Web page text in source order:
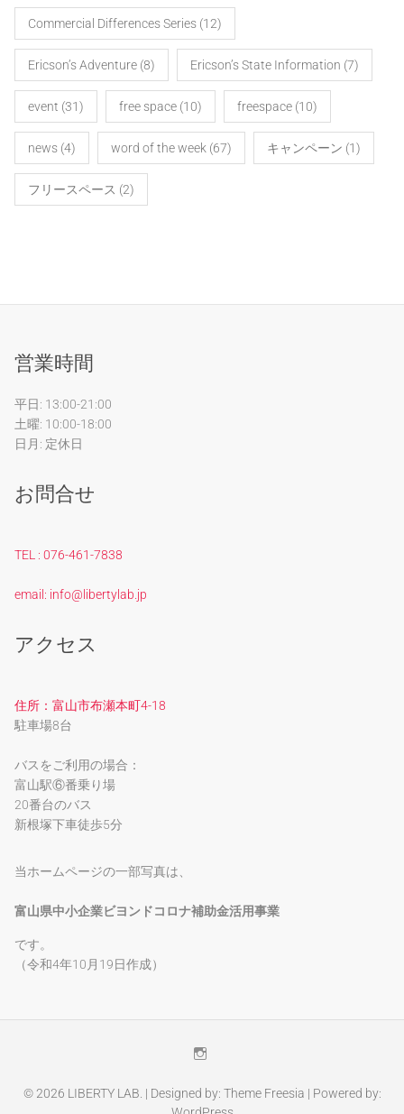
Commercial Differences Series(12)
Ericson’s Adventure(8) Ericson’s State Information (7)
event (31) free space(10) freespace(10)
news(4) word of the week (67) キャンペーン (1)
フリースペース (2)
営業時間
平日: 13:00-21:00
土曜: 10:00-18:00
日月: 定休日
お問合せ
TEL : 076-461-7838
email: info@libertylab.jp
アクセス
住所：富山市布瀬本町4-18
駐車場8台
バスをご利用の場合：
富山駅⑥番乗り場
20番台のバス
新根塚下車徒歩5分
当ホームページの一部写真は、
富山県中小企業ビヨンドコロナ補助金活用事業
です。
（令和4年10月19日作成）
Instagram
© 2026 LIBERTY LAB. | Designed by: Theme Freesia | Powered by: